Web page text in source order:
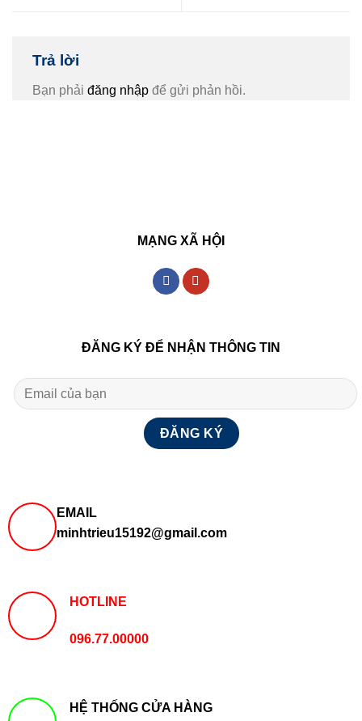
Trả lời
Bạn phải đăng nhập để gửi phản hồi.
MẠNG XÃ HỘI
ĐĂNG KÝ ĐỂ NHẬN THÔNG TIN
EMAIL
minhtrieu15192@gmail.com
HOTLINE
096.77.00000
HỆ THỐNG CỬA HÀNG